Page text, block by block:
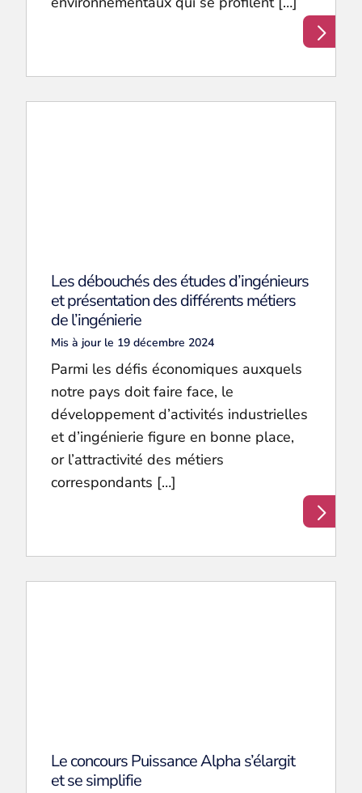
Les débouchés des études d’ingénieurs
et présentation des différents métiers
de l’ingénierie
Mis à jour le 19 décembre 2024
Parmi les défis économiques auxquels
notre pays doit faire face, le
développement d’activités industrielles
et d’ingénierie figure en bonne place,
or l’attractivité des métiers
correspondants […]
Le concours Puissance Alpha s’élargit
et se simplifie